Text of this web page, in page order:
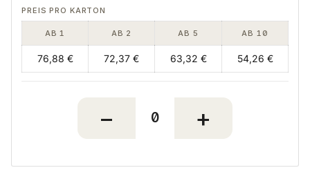
AB 1 AB 2 AB 5 AB 10
76,88 € 72,37 € 63,32 € 54,26 €